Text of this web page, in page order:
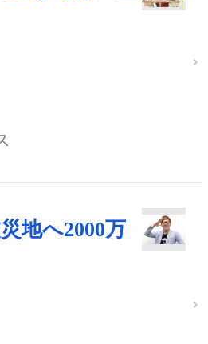
地へ2000万